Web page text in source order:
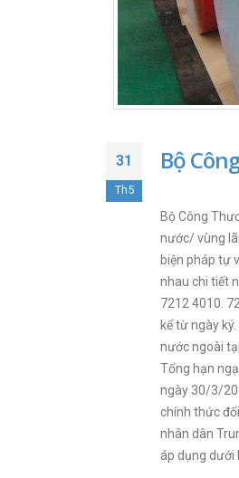
31
Th5
Bộ
Bộ Công
nước/ vùng
biện pháp tự
nhau chi tiết
7212 4010.
kể từ ngày
nước ngoài
Tổng hạn
ngày 30/3/
chính thức
nhân dân
áp dụng dưới